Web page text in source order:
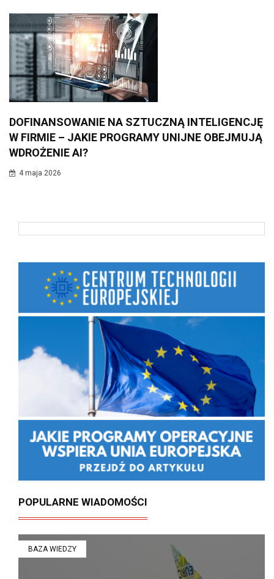
DOFINANSOWANIE NA SZTUCZNĄ INTELIGENCJĘ
W FIRMIE – JAKIE PROGRAMY UNIJNE OBEJMUJĄ
WDROŻENIE AI?
4 maja 2026
POPULARNE WIADOMOŚCI
BAZA WIEDZY